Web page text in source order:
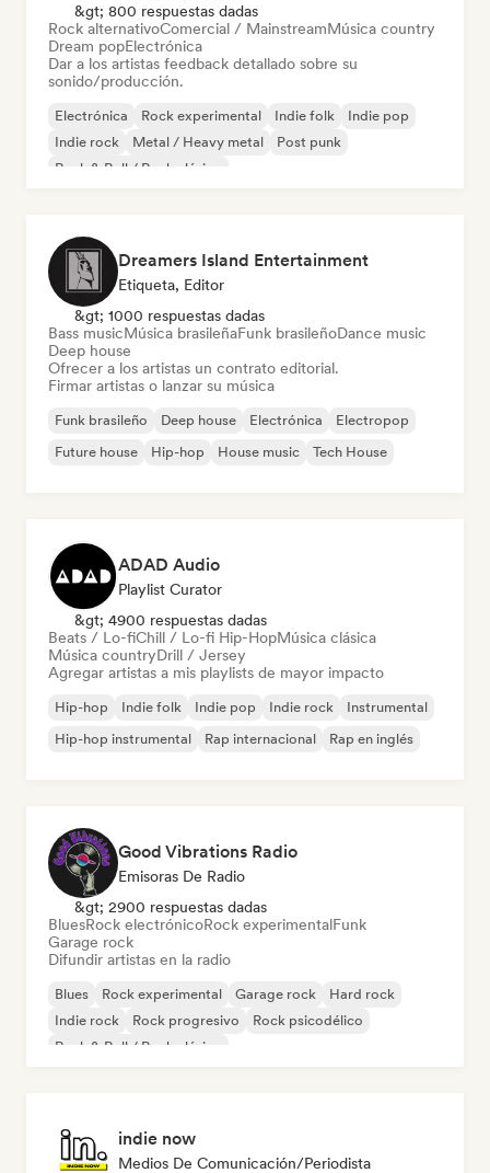
&gt; 800 respuestas dadas
Rock alternativoComercial / MainstreamMúsica country
Dream popElectrónica
Dar a los artistas feedback detallado sobre su
sonido/producción.
Electrónica Rock experimental Indie folk
Indie pop
Indie rock
Metal / Heavy metal
Post punk
Rock & Roll / Rock clásico
Dreamers Island Entertainment
Etiqueta, Editor
&gt; 1000 respuestas dadas
Bass musicMúsica brasileñaFunk brasileñoDance music
Deep house
Ofrecer a los artistas un contrato editorial.
Firmar artistas o lanzar su música
Funk brasileño Deep house Electrónica
Electropop
Future house
Hip-hop House music Tech House
ADAD Audio
Playlist Curator
&gt; 4900 respuestas dadas
Beats / Lo-fiChill / Lo-fi Hip-HopMúsica clásica
Música countryDrill / Jersey
Agregar artistas a mis playlists de mayor impacto
Hip-hop Indie folk Indie pop Indie rock
Instrumental
Hip-hop instrumental
Rap internacional Rap en inglés
Good Vibrations Radio
Emisoras De Radio
&gt; 2900 respuestas dadas
BluesRock electrónicoRock experimentalFunk
Garage rock
Difundir artistas en la radio
Blues Rock experimental Garage rock
Hard rock
Indie rock
Rock progresivo
Rock psicodélico
Rock & Roll / Rock clásico
indie now
Medios De Comunicación/Periodista